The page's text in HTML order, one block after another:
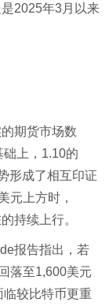
2025年3月以来
期货市场数
上，1.10的
形成了相互印证
元上方时，
持续上行。
报告指出，若
落至1,600美元
较比特币更重